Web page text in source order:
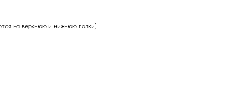
на верхнюю и нижнюю полки)